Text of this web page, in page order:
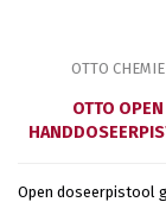
OTTO CHEMIE
OTTO OPEN
Open doseerpistool